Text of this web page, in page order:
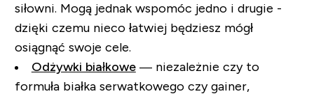
siłowni. Mogą jednak wspomóc jedno i drugie -
dzięki czemu nieco łatwiej będziesz mógł
osiągnąć swoje cele.
Odżywki białkowe— niezależnie czy to
formuła białka serwatkowego czy gainer,